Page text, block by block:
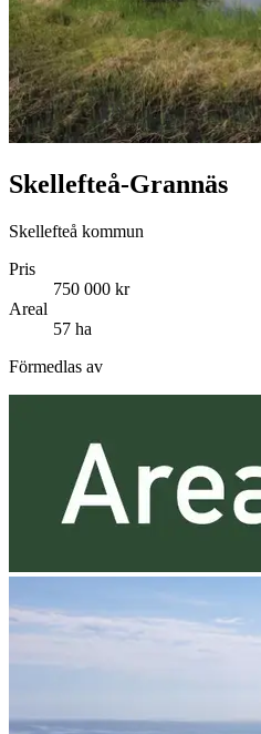
Skellefteå-Grannäs
Skellefteå kommun
Pris
750 000 kr
Areal
57 ha
Förmedlas av